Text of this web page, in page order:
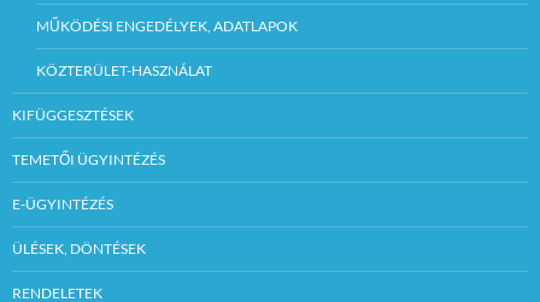
MŰKÖDÉSI ENGEDÉLYEK, ADATLAPOK
KÖZTERÜLET-HASZNÁLAT
KIFÜGGESZTÉSEK
TEMETŐI ÜGYINTÉZÉS
E-ÜGYINTÉZÉS
ÜLÉSEK, DÖNTÉSEK
RENDELETEK